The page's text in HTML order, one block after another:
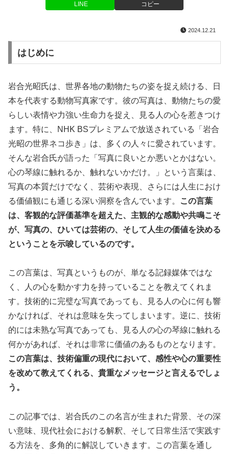
LINE コピー
2024.12.21
はじめに
岩合光昭氏は、世界各地の動物たちの姿を捉え続ける、日
本を代表する動物写真家です。彼の写真は、動物たちの愛
らしい表情や力強い生命力を捉え、見る人の心を惹きつけ
ます。特に、NHK BSプレミアムで放送されている「岩合
光昭の世界ネコ歩き」は、多くの人々に愛されています。
そんな岩合氏が語った「写真に良いとか悪いとかはない。
心の琴線に触れるか、触れないかだけ。」という言葉は、
写真の本質だけでなく、芸術や表現、さらには人生におけ
る価値観にも通じる深い洞察を含んでいます。
この言葉
は、客観的な評価基準を超えた、主観的な感動や共鳴こそ
が、写真の、ひいては芸術の、そして人生の価値を決める
ということを示唆しているのです。
この言葉は、写真というものが、単なる記録媒体ではな
く、人の心を動かす力を持っていることを教えてくれま
す。技術的に完璧な写真であっても、見る人の心に何も響
かなければ、それは意味を失ってしまいます。逆に、技術
的には未熟な写真であっても、見る人の心の琴線に触れる
何かがあれば、それは非常に価値のあるものとなります。
この言葉は、技術偏重の現代において、感性や心の重要性
を改めて教えてくれる、貴重なメッセージと言えるでしょ
う。
この記事では、岩合氏のこの名言が生まれた背景、その深
い意味、現代社会における解釈、そして日常生活で実践す
る方法を、多角的に解説していきます。この言葉を通し